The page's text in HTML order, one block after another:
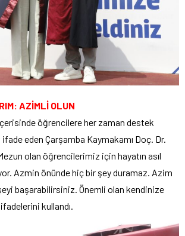
AZİMLİ OLUN
öğrencilere her zaman destek
ifade eden Çarşamba Kaymakamı Doç. Dr.
olan öğrencilerimiz için hayatın asıl
Azmin önünde hiç bir şey duramaz. Azim
başarabilirsiniz. Önemli olan kendinize
kullandı.